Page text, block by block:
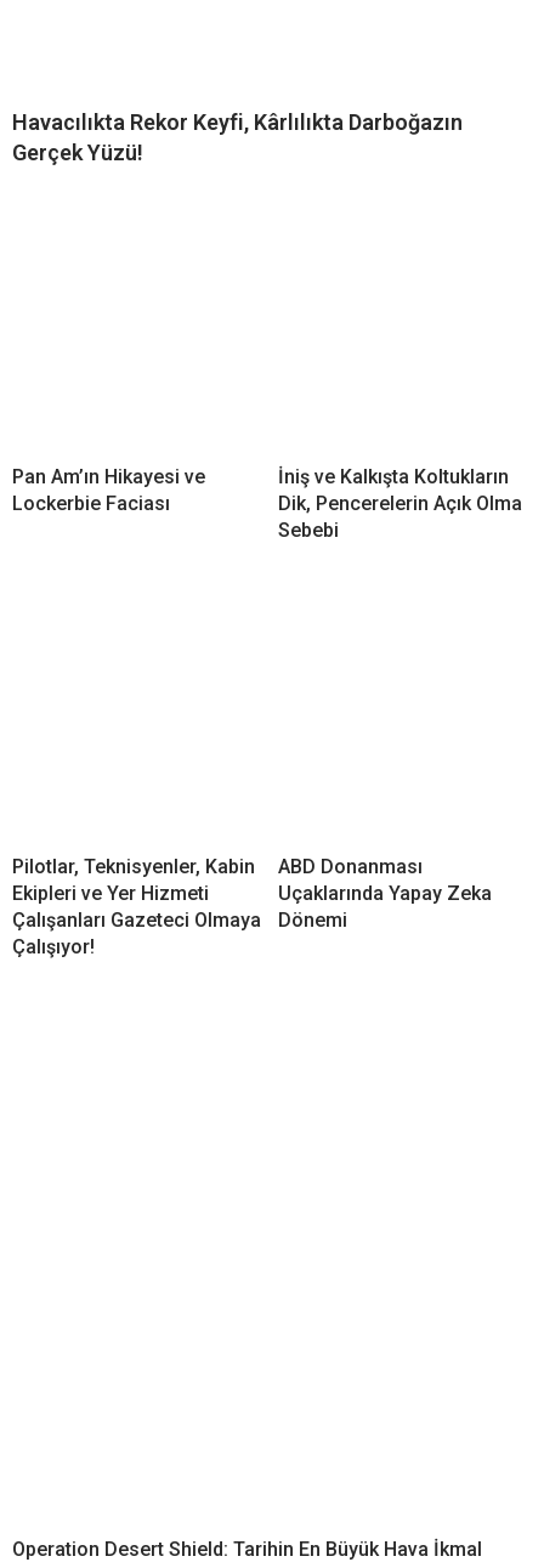
Havacılıkta Rekor Keyfi, Kârlılıkta Darboğazın
Gerçek Yüzü!
Pan Am’ın Hikayesi ve
Lockerbie Faciası
İniş ve Kalkışta Koltukların
Dik, Pencerelerin Açık Olma
Sebebi
Pilotlar, Teknisyenler, Kabin
Ekipleri ve Yer Hizmeti
Çalışanları Gazeteci Olmaya
Çalışıyor!
ABD Donanması
Uçaklarında Yapay Zeka
Dönemi
Operation Desert Shield: Tarihin En Büyük Hava İkmal